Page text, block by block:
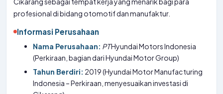
profesional di bidang otomotif dan manufaktur.
Informasi Perusahaan
Nama Perusahaan: PTHyundai Motors Indonesia
(Perkiraan, bagian dari Hyundai Motor Group)
Tahun Berdiri: 2019 (Hyundai Motor Manufacturing
Indonesia – Perkiraan, menyesuaikan investasi di